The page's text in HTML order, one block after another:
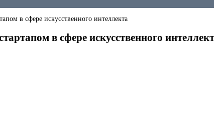
в сфере искусственного интеллекта
в сфере искусственного